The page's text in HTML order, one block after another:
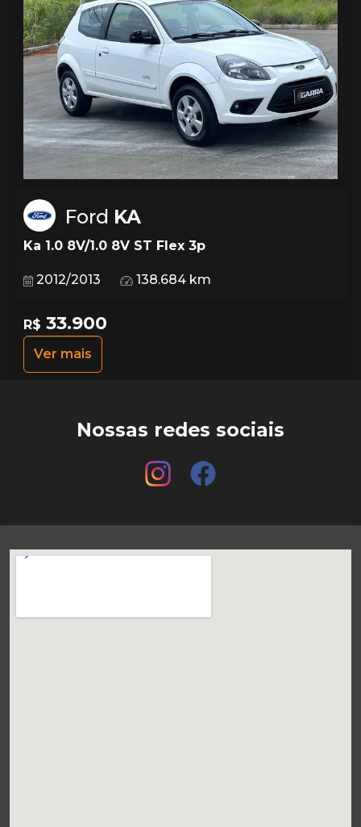
Ford KA
Ka 1.0 8V/1.0 8V ST Flex 3p
2012/2013 138.684 km
R$ 33.900
Ver mais
Nossas redes sociais